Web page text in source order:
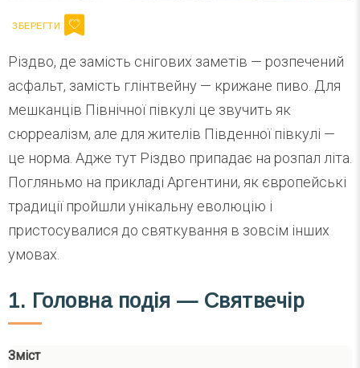
Різдво, де замість снігових заметів — розпечений
асфальт, замість глінтвейну — крижане пиво. Для
мешканців Північної півкулі це звучить як
сюрреалізм, але для жителів Південної півкулі —
це норма. Адже тут Різдво припадає на розпал літа.
Погляньмо на прикладі Аргентини, як європейські
традиції пройшли унікальну еволюцію і
пристосувалися до святкування в зовсім інших
умовах.
1. Головна подія — Святвечір
Зміст